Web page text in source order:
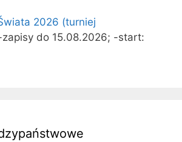
2026 (turniej
zapisy do 15.08.2026; -start: